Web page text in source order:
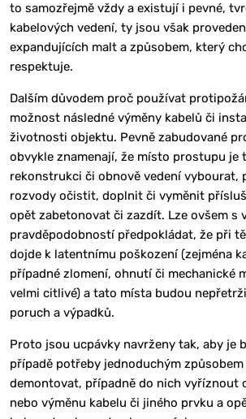
to samozřejmě vždy a existují i pevné,
kabelových vedení, ty jsou však
expandujících malt a způsobem, který
respektuje.
Dalším důvodem proč používat
možnost následné výměny kabelů či
životnosti objektu. Pevně zabudované
obvykle znamenají, že místo prostupu je
rekonstrukci či obnově vedení vybourat,
rozvody očistit, doplnit či vyměnit
opět zabetonovat či zazdít. Lze ovšem s
pravděpodobností předpokládat, že při
dojde k latentnímu poškození (zejména
případné zlomení, ohnutí či mechanické
velmi citlivé) a tato místa budou
poruch a výpadků.
Proto jsou ucpávky navrženy tak, aby je
případě potřeby jednoduchým
demontovat, případně do nich vyříznout
nebo výměnu kabelu či jiného prvku a